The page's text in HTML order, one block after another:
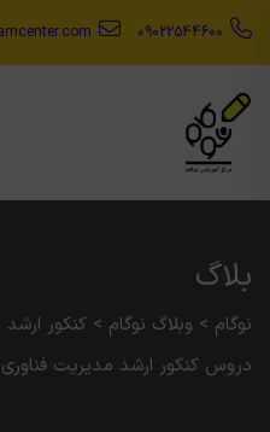
09022544600
بلاگ
نوگام > وبلاگ نوگام > کنکور ارشد
دروس کنکور ارشد مدیریت فناوری